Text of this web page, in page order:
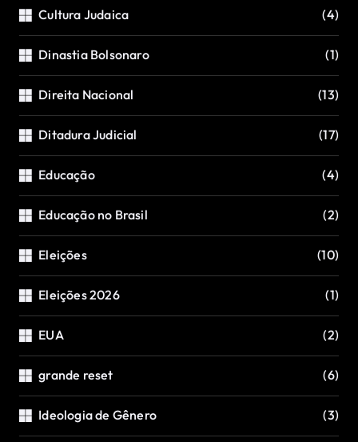
Cultura Judaica (4)
Dinastia Bolsonaro (1)
Direita Nacional (13)
Ditadura Judicial (17)
Educação (4)
Educação no Brasil (2)
Eleições (10)
Eleições 2026 (1)
EUA (2)
grande reset (6)
Ideologia de Gênero (3)